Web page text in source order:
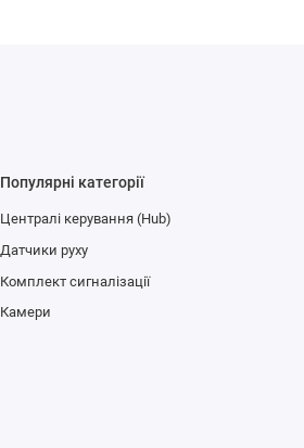
Популярні категорії
Централі керування (Hub)
Датчики руху
Комплект сигналізації
Камери